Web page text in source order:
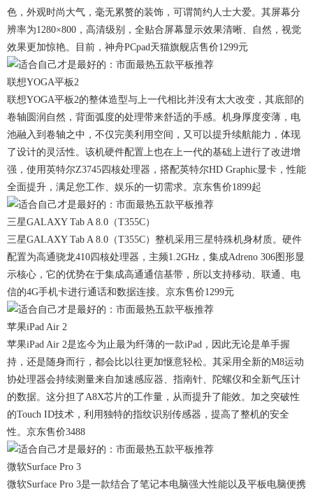
色，外观时尚大气，毫无累赘的装饰，可谓简约人士大爱。其屏幕分
辨率为1280×800，高清级别，全贴合屏幕显示效果清晰、自然，视觉
效果更加惊艳。目前，神舟PCpad天猫旗舰店售价1299元
联想YOGA平板2
联想YOGA平板2的整体造型与上一代相比并没有太大改变，其底部的
卷轴圆润自然，背面弧度的处理带来舒适的手感。机身厚度变薄，电
池融入到卷轴之中，不仅完美利用空间，又可以提升续航能力，体现
了设计的灵活性。该机硬件配置上也在上一代的基础上进行了改进增
强，使用英特尔Z3745四核处理器，搭配英特尔HD Graphic显卡，性能
全面提升，满足您工作、娱乐的一切需求。京东售价1899起
三星GALAXY Tab A 8.0（T355C）
三星GALAXY Tab A 8.0（T355C）整机采用三星特殊机身材质。硬件
配置为高通骁龙410四核处理器，主频1.2GHz，集成Adreno 306图形显
示核心，它的优势在于集成高通通信基带，所以支持移动、联通、电
信的4G手机卡进行通话和数据连接。京东售价1299元
苹果iPad Air 2
苹果iPad Air 2是迄今为止最为纤薄的一款iPad，因此无论是单手握
持，还是随身而行，都会比以往更加惬意轻松。其采用全新的M8运动
协处理器会持续测量来自加速感应器、指南针、陀螺仪和全新气压计
的数据。这分担了A8X芯片的工作量，从而提升了能效。加之突破性
的Touch ID技术，利用独特的指纹识别传感器，提高了整机的安全
性。京东售价3488
微软Surface Pro 3
微软Surface Pro 3是一款结合了笔记本电脑强大性能以及平板电脑便携